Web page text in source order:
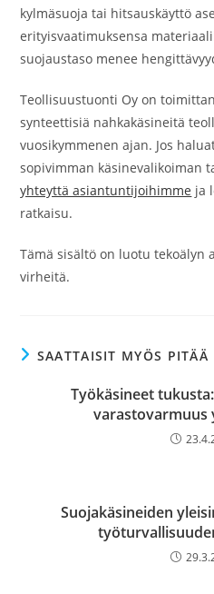
kylmäsuoja tai hitsauskäyttö
erityisvaatimuksensa
suojaustaso menee
Teollisuustuonti Oy on
synteettisiä nahkakäsineitä
vuosikymmenen ajan. Jos
sopivimman käsinevalikoiman
yhteyttä asiantuntijoihimme ja
ratkaisu.
Tämä sisältö on luotu tekoälyn
virheitä.
SAATTAISIT MYÖS PITÄÄ
Työkäsineet
varastovarmuus
Suojakäsineiden